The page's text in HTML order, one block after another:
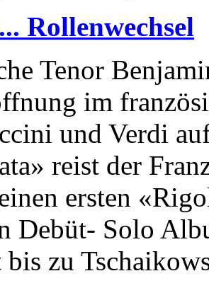
Rollenwechsel
Tenor
im
und Verdi
reist der
ersten
Debüt- Solo
bis zu